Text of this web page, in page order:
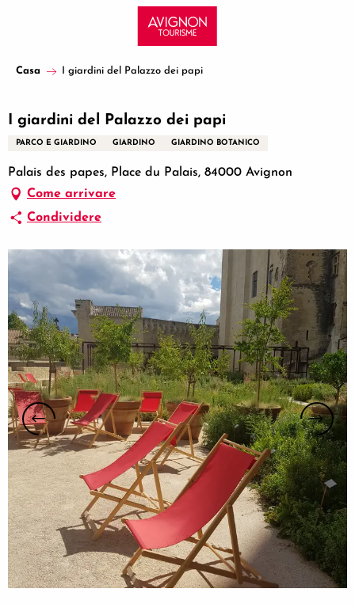
principal
Casa I giardini del Palazzo dei papi
I giardini del Palazzo dei papi
PARCO E GIARDINO GIARDINO GIARDINO BOTANICO
Palais des papes, Place du Palais, 84000 Avignon
Come arrivare
Condividere